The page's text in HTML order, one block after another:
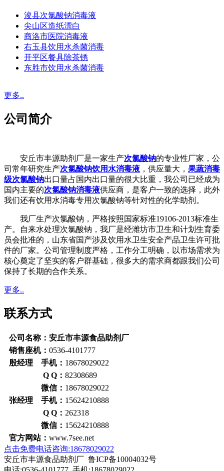
浚县次氯酸钠消毒液
尖山区造纸漂白
商洛市医院消毒液
右玉县饮用水杀菌消毒
开平区餐具除茶锈
东胜市饮用水杀菌消毒
更多..
公司简介
安丘市丰源助剂厂是一家生产次氯酸钠的专业性厂家，公
司常年研究生产次氯酸钠饮用水消毒液 ，供应量大， 果蔬消毒
级次氯酸钠出口量占国内出口量的很大比重，我公司已经成为
国内主要的次氯酸钠消毒液供应商，是客户一致的选择，此外
我们还有饮用水消毒专用次氯酸钠等针对性的化学助剂。
我厂生产次氯酸钠，严格按照国家标准19106-2013标准生
产。自来水处理次氯酸钠，我厂是经潍坊市卫生和计划生育委
员会批准的，山东省国产涉及饮用水卫生安全产品卫生许可批
件的厂家。公司管理制度严格，工作分工明确，以市场需求为
核心奠定了坚实的客户群基础，很多大的需求商都跟我们公司
保持了长期的合作关系。
更多..
联系方式
公司名称：安丘市丰源食品助剂厂
销售座机： 0536-4101777
殷经理 手机： 18678029022
Q Q： 82308689
微信： 18678029022
张经理 手机： 15624210888
Q Q： 262318
微信： 15624210888
官方网站： www.7see.net
点击免费电话咨询:18678029022
安丘市丰源食品助剂厂 鲁ICP备10004032号